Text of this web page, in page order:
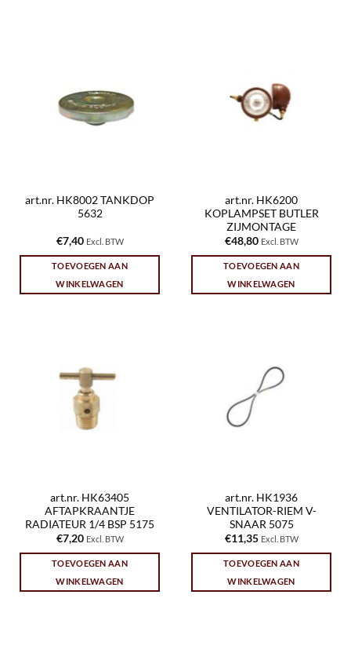
art.nr. HK8002 TANKDOP
5632
€7,40 Excl. BTW
TOEVOEGEN AAN
WINKELWAGEN
art.nr. HK6200
KOPLAMPSET BUTLER
ZIJMONTAGE
€48,80 Excl. BTW
TOEVOEGEN AAN
WINKELWAGEN
art.nr. HK63405
AFTAPKRAANTJE
RADIATEUR 1/4 BSP 5175
€7,20 Excl. BTW
TOEVOEGEN AAN
WINKELWAGEN
art.nr. HK1936
VENTILATOR-RIEM V-
SNAAR 5075
€11,35 Excl. BTW
TOEVOEGEN AAN
WINKELWAGEN